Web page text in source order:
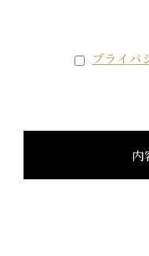
プライバ